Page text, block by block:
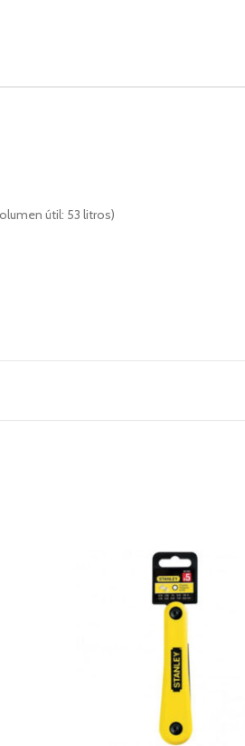
útil: 53 litros)